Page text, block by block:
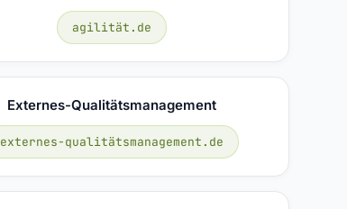
agilität.de
Externes-Qualitätsmanagement
externes-qualitätsmanagement.de